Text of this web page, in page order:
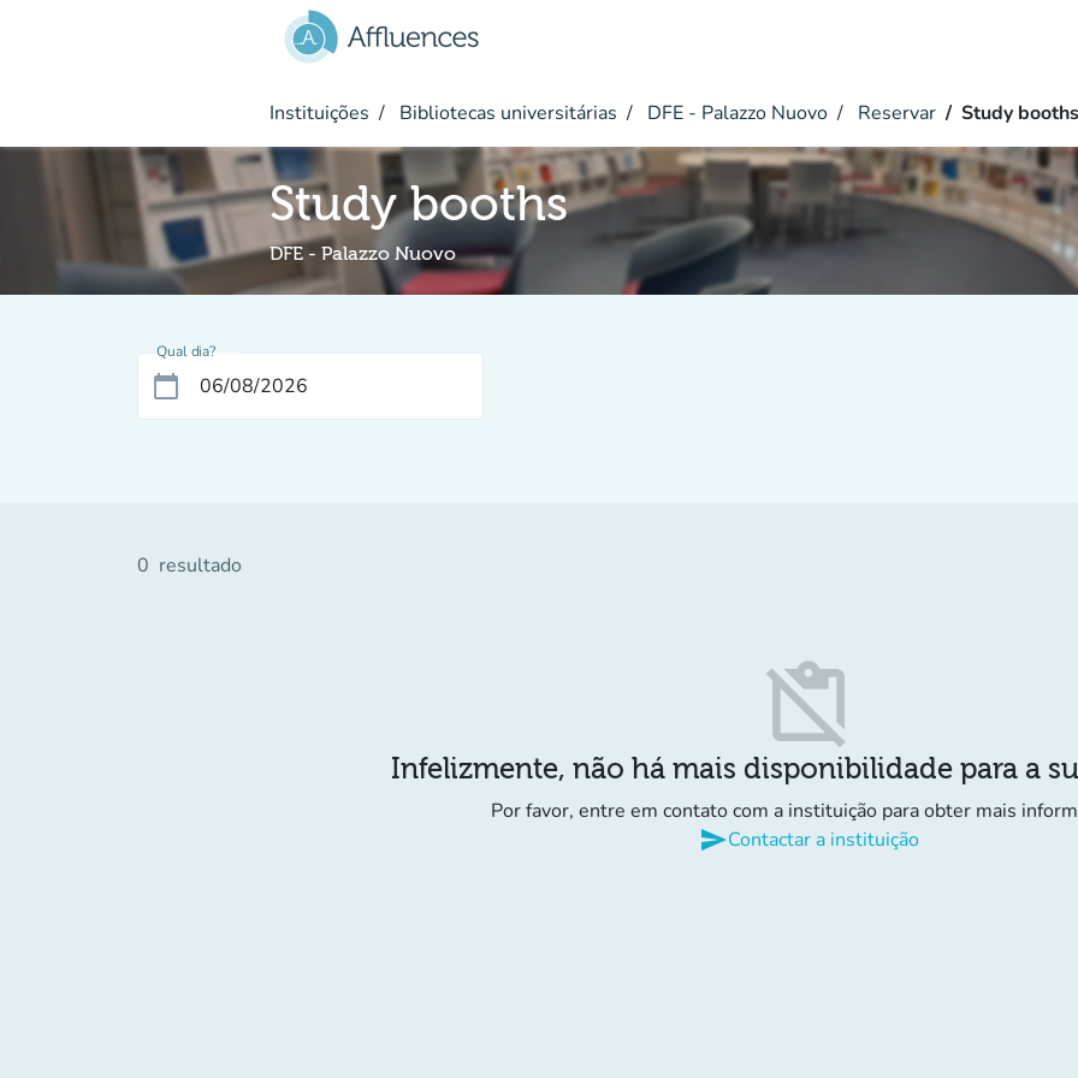
Instituições Bibliotecas universitárias DFE - Palazzo Nuovo Reservar Study booths
Study booths
DFE - Palazzo Nuovo
Qual dia?
calendar_today
0 resultado
content_paste_off
Infelizmente, não há mais disponibilidade para a
Por favor, entre em contato com a instituição para obter mais
sendContactar a instituição